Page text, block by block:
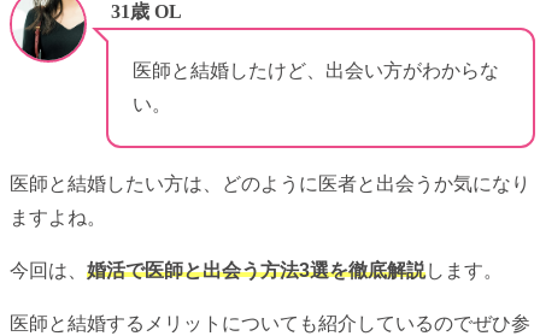
31歳 OL
医師と結婚したけど、出会い方がわからな
い。
医師と結婚したい方は、どのように医者と出会うか気になり
ますよね。
今回は、 婚活で医師と出会う方法3選を徹底解説します。
医師と結婚するメリットについても紹介しているのでぜひ参